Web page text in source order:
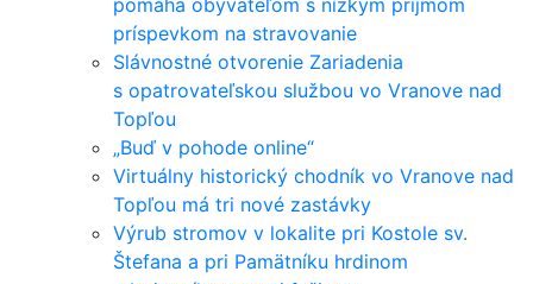
pomáha obyvateľom s nízkym príjmom
príspevkom na stravovanie
Slávnostné otvorenie Zariadenia
s opatrovateľskou službou vo Vranove nad
Topľou
„Buď v pohode online“
Virtuálny historický chodník vo Vranove nad
Topľou má tri nové zastávky
Výrub stromov v lokalite pri Kostole sv.
Štefana a pri Pamätníku hrdinom